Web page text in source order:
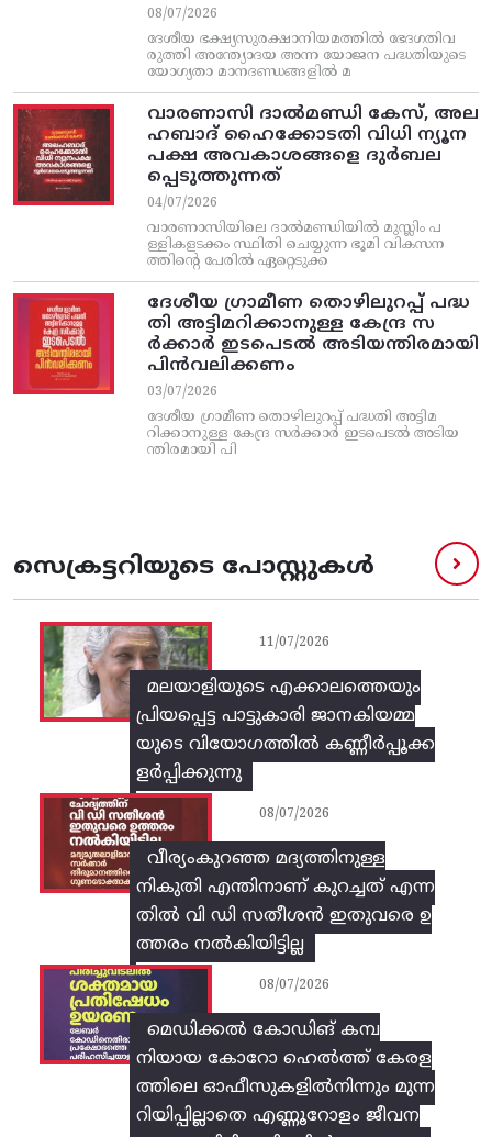
08/07/2026
ദേശീയ ഭക്ഷ്യസുരക്ഷാനിയമത്തിൽ ഭേദഗതിവ
രുത്തി അന്ത്യോദയ അന്ന യോജന പദ്ധതിയുടെ
യോഗ്യതാ മാനദണ്ഡങ്ങളിൽ മ
വാരണാസി ദാൽമണ്ഡി കേസ്, അല
ഹബാദ് ഹൈക്കോടതി വിധി ന്യൂന
പക്ഷ അവകാശങ്ങളെ ദുർബല
പ്പെടുത്തുന്നത്
04/07/2026
വാരണാസിയിലെ ദാൽമണ്ഡിയിൽ മുസ്ലിം പ
ള്ളികളടക്കം സ്ഥിതി ചെയ്യുന്ന ഭൂമി വികസന
ത്തിന്റെ പേരിൽ ഏറ്റെടുക്ക
ദേശീയ ഗ്രാമീണ തൊഴിലുറപ്പ്‌ പദ്ധ
തി അട്ടിമറിക്കാനുള്ള കേന്ദ്ര സ
ര്‍ക്കാര്‍ ഇടപെടല്‍ അടിയന്തിരമായി
പിന്‍വലിക്കണം
03/07/2026
ദേശീയ ഗ്രാമീണ തൊഴിലുറപ്പ്‌ പദ്ധതി അട്ടിമ
റിക്കാനുള്ള കേന്ദ്ര സര്‍ക്കാര്‍ ഇടപെടല്‍ അടിയ
ന്തിരമായി പി
സെക്രട്ടറിയുടെ പോസ്റ്റുകൾ
മലയാളിയുടെ എക്കാലത്തെയും
പ്രിയപ്പെട്ട പാട്ടുകാരി ജാനകിയമ്മ
യുടെ വിയോഗത്തിൽ കണ്ണീർപ്പൂക്ക
ളർപ്പിക്കുന്നു
11/07/2026
വീര്യംകുറഞ്ഞ മദ്യത്തിനുള്ള
നികുതി എന്തിനാണ് കുറച്ചത് എന്ന
തിൽ വി ഡി സതീശൻ ഇതുവരെ ഉ
ത്തരം നൽകിയിട്ടില്ല
08/07/2026
മെഡിക്കൽ കോഡിങ് കമ്പ
നിയായ കോറോ ഹെൽത്ത് കേരള
ത്തിലെ ഓഫീസുകളിൽനിന്നും മുന്ന
റിയിപ്പില്ലാതെ എണ്ണൂറോളം ജീവന
08/07/2026